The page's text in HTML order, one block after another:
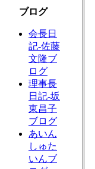
ブログ
会長日
記-佐藤
文隆ブ
ログ
理事長
日記-坂
東昌子
ブログ
あいん
しゅた
いんブ